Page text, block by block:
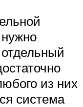
нужно
из них
система